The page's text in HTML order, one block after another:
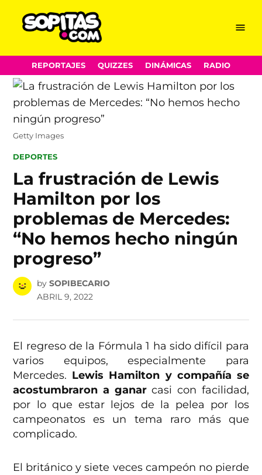
Skip
to
content
Menu
REPORTAJES QUIZZES DINÁMICAS RADIO
Getty Images
POSTED
DEPORTES
La frustración de Lewis
Hamilton por los
problemas de Mercedes:
“No hemos hecho ningún
progreso”
by SOPIBECARIO
ABRIL 9, 2022
El regreso de la Fórmula 1 ha sido difícil para
varios equipos, especialmente para
Mercedes. Lewis Hamilton y compañía se
acostumbraron a ganarcasi con facilidad,
por lo que estar lejos de la pelea por los
campeonatos es un tema raro más que
complicado.
El británico y siete veces campeón no pierde